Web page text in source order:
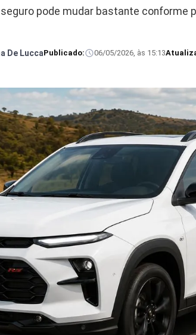
pode mudar bastante conforme
De LuccaPublicado: 06/05/2026, às 15:13